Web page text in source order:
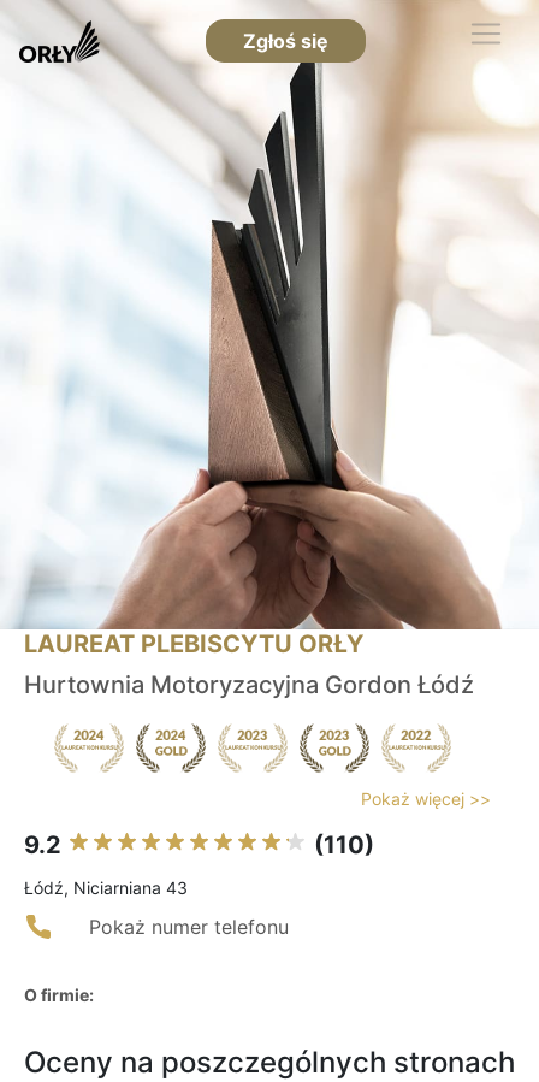
Zgłoś się
LAUREAT PLEBISCYTU ORŁY
Hurtownia Motoryzacyjna Gordon Łódź
Pokaż więcej >>
9.2 (110)
Łódź, Niciarniana 43
Pokaż numer telefonu
O firmie:
Oceny na poszczególnych stronach